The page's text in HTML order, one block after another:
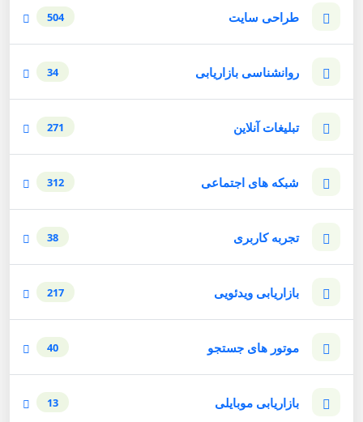
طراحی سایت 504
روانشناسی بازاریابی 34
تبلیغات آنلاین 271
شبکه های اجتماعی 312
تجربه کاربری 38
بازاریابی ویدئویی 217
موتور های جستجو 40
بازاریابی موبایلی 13